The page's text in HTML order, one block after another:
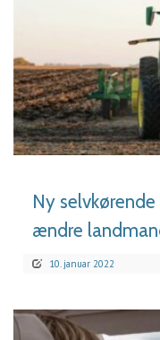
Ny
ændre
10. januar 2022